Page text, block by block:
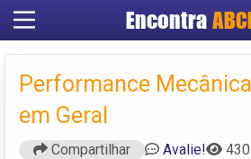
Encontra
Cadastrar
Criar conta
Performance
em Geral
Compartilhar Avalie! 430